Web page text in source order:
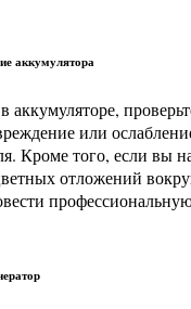
аккумулятора
аккумуляторе,
или
Кроме того, если вы
отложений